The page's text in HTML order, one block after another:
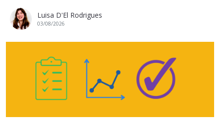
Luisa D'El Rodrigues
03/08/2026